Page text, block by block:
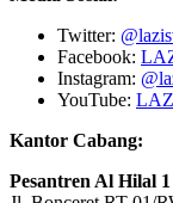
Twitter:
Facebook:
Instagram:
YouTube:
Kantor Cabang:
Pesantren Al Hilal